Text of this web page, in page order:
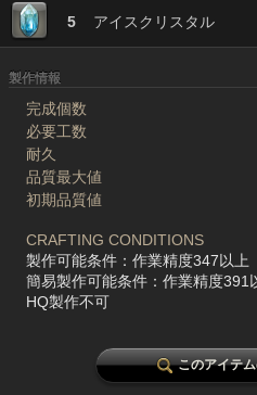
5 アイスクリスタル
製作情報
完成個数
必要工数
耐久
品質最大値
初期品質値
CRAFTING CONDITIONS
製作可能条件：作業精度347以上
簡易製作可能条件：作業精度391
HQ製作不可
このアイテ